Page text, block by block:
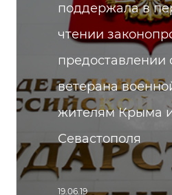
поддержала в
чтении
предоставлении
ветерана
жителям Крыма
Севастополя
19.06.19